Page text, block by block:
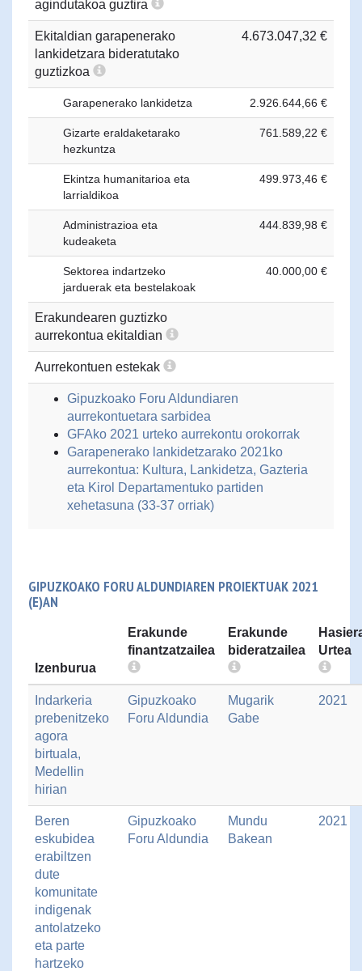
agindutakoa guztira
Ekitaldian garapenerako
lankidetzara bideratutako
guztizkoa
4.673.047,32 €
Garapenerako lankidetza 2.926.644,66 €
Gizarte eraldaketarako
hezkuntza
761.589,22 €
Ekintza humanitarioa eta
larrialdikoa
499.973,46 €
Administrazioa eta
kudeaketa
444.839,98 €
Sektorea indartzeko
jarduerak eta bestelakoak
40.000,00 €
Erakundearen guztizko
aurrekontua ekitaldian
Aurrekontuen estekak
Gipuzkoako Foru Aldundiaren
aurrekontuetara sarbidea
GFAko 2021 urteko aurrekontu orokorrak
Garapenerako lankidetzarako 2021ko
aurrekontua: Kultura, Lankidetza, Gazteria
eta Kirol Departamentuko partiden
xehetasuna (33-37 orriak)
GIPUZKOAKO FORU ALDUNDIAREN PROIEKTUAK 2021
(E)AN
Izenburua
Erakunde
finantzatzailea
Erakunde
bideratzailea
Urtea
Indarkeria
prebenitzeko
agora
birtuala,
Medellin
hirian
Gipuzkoako
Foru Aldundia
Mugarik
Gabe
2021
Beren
eskubidea
erabiltzen
dute
komunitate
indigenak
antolatzeko
eta parte
hartzeko
Gipuzkoako
Foru Aldundia
Mundu
Bakean
2021